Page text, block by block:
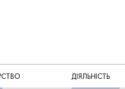
ДІЯЛЬНІСТЬ